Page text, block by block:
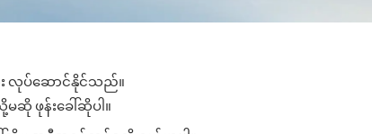
း လုပ်ဆောင်နိုင်သည်။
ဆို ဖုန်းခေါ်ဆိုပါ။